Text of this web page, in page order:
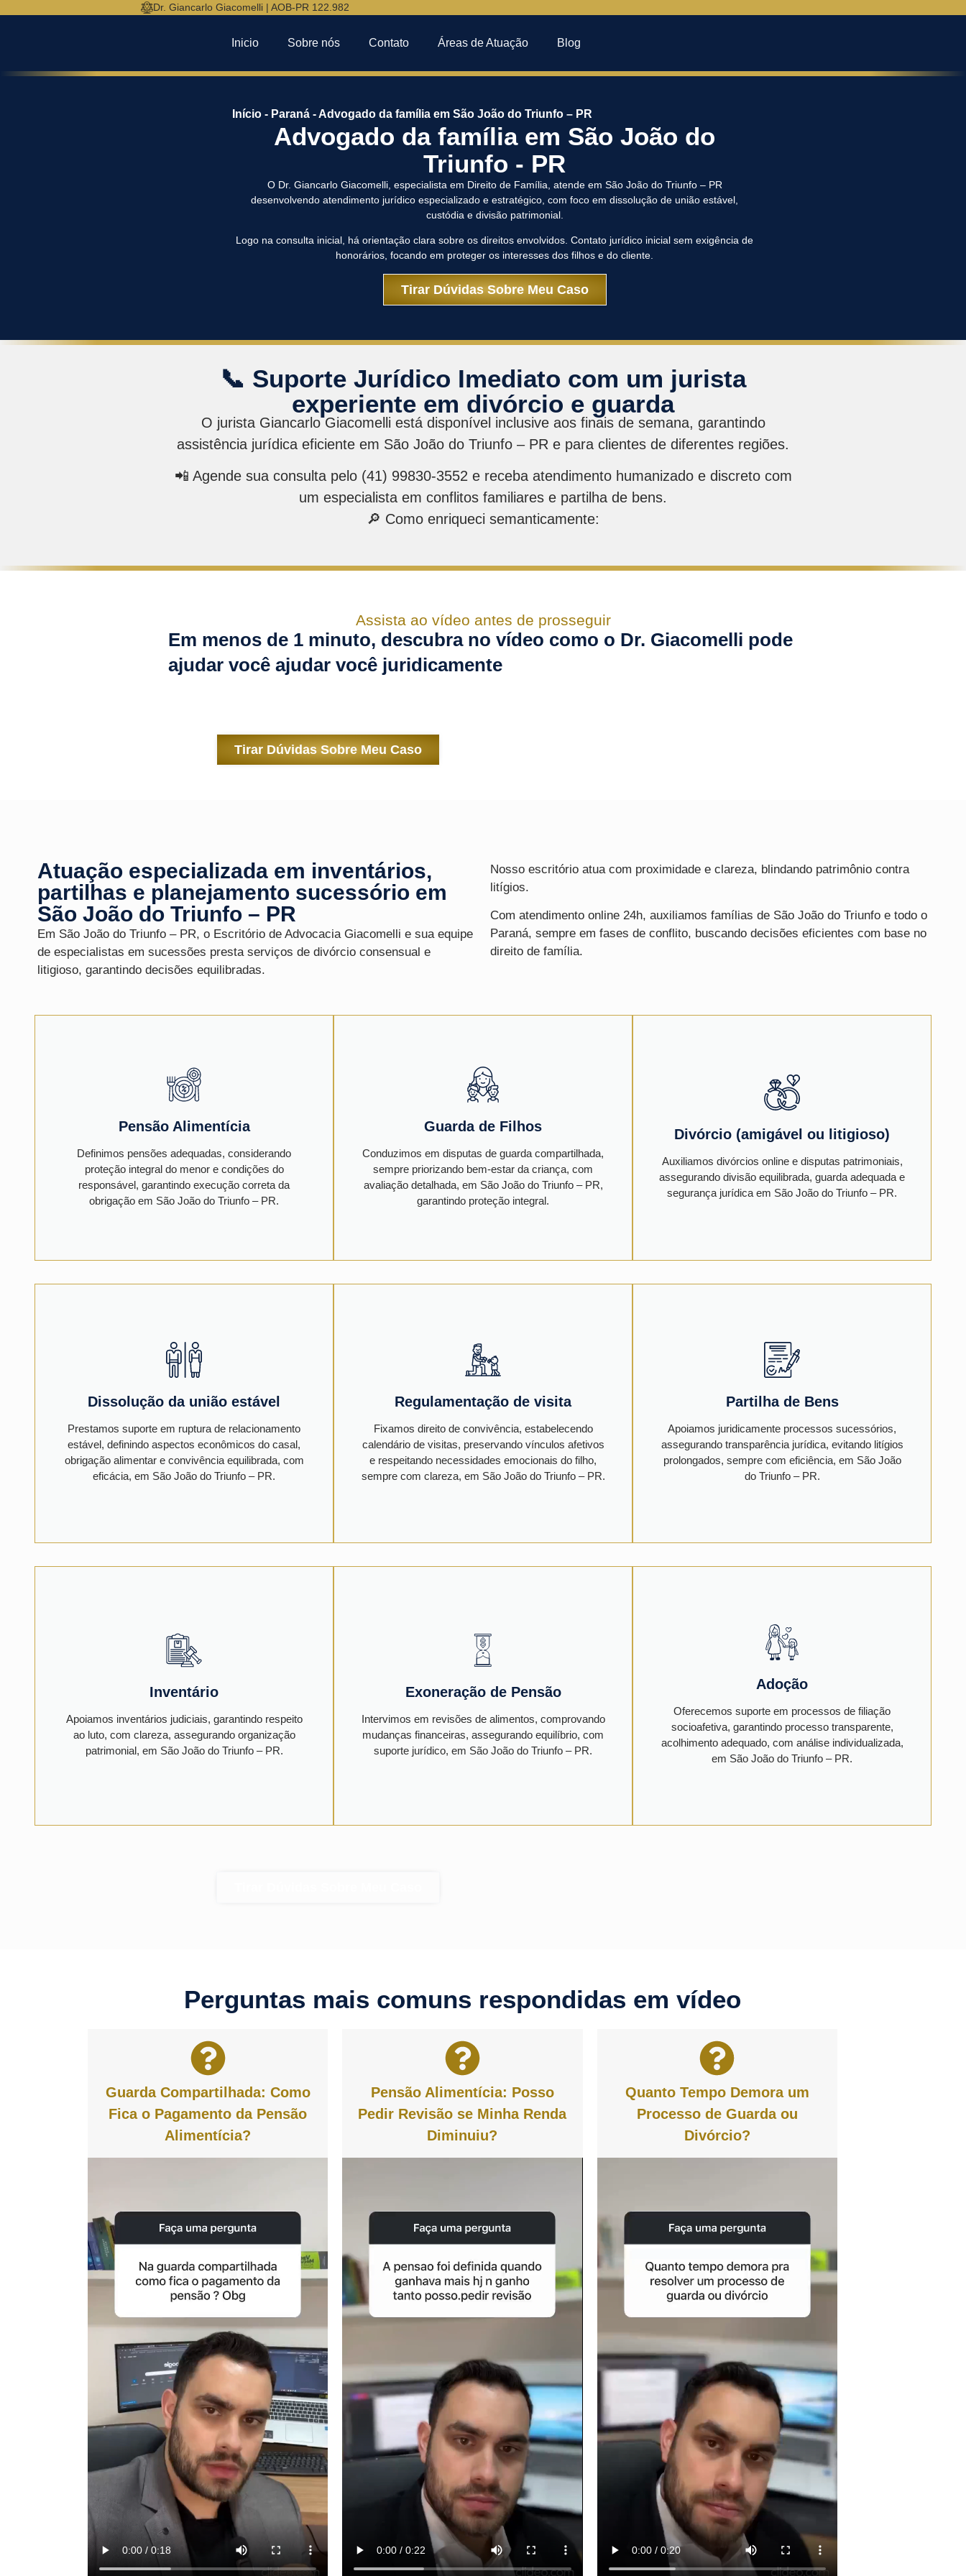
Dr. Giancarlo Giacomelli | AOB-PR 122.982
Inicio Sobre nós Contato Áreas de Atuação Blog
Início - Paraná -Advogado da família em São João do Triunfo – PR
Advogado da família em São João do
Triunfo - PR
O Dr. Giancarlo Giacomelli, especialista em Direito de Família, atende em São João do Triunfo – PR
desenvolvendo atendimento jurídico especializado e estratégico, com foco em dissolução de união estável,
custódia e divisão patrimonial.
Logo na consulta inicial, há orientação clara sobre os direitos envolvidos. Contato jurídico inicial sem exigência de
honorários, focando em proteger os interesses dos filhos e do cliente.
Tirar Dúvidas Sobre Meu Caso
📞 Suporte Jurídico Imediato com um jurista
experiente em divórcio e guarda
O jurista Giancarlo Giacomelli está disponível inclusive aos finais de semana, garantindo
assistência jurídica eficiente em São João do Triunfo – PR e para clientes de diferentes regiões.
📲 Agende sua consulta pelo (41) 99830-3552 e receba atendimento humanizado e discreto com
um especialista em conflitos familiares e partilha de bens.
🔎 Como enriqueci semanticamente:
Assista ao vídeo antes de prosseguir
Em menos de 1 minuto, descubra no vídeo como o Dr. Giacomelli pode
ajudar você ajudar você juridicamente
Tirar Dúvidas Sobre Meu Caso
Atuação especializada em inventários,
partilhas e planejamento sucessório em
São João do Triunfo – PR
Em São João do Triunfo – PR, o Escritório de Advocacia Giacomelli e sua equipe
de especialistas em sucessões presta serviços de divórcio consensual e
litigioso, garantindo decisões equilibradas.
Nosso escritório atua com proximidade e clareza, blindando patrimônio contra
litígios.
Com atendimento online 24h, auxiliamos famílias de São João do Triunfo e todo o
Paraná, sempre em fases de conflito, buscando decisões eficientes com base no
direito de família.
Pensão Alimentícia
Definimos pensões adequadas, considerando
proteção integral do menor e condições do
responsável, garantindo execução correta da
obrigação em São João do Triunfo – PR.
Guarda de Filhos
Conduzimos em disputas de guarda compartilhada,
sempre priorizando bem-estar da criança, com
avaliação detalhada, em São João do Triunfo – PR,
garantindo proteção integral.
Divórcio (amigável ou litigioso)
Auxiliamos divórcios online e disputas patrimoniais,
assegurando divisão equilibrada, guarda adequada e
segurança jurídica em São João do Triunfo – PR.
Dissolução da união estável
Prestamos suporte em ruptura de relacionamento
estável, definindo aspectos econômicos do casal,
obrigação alimentar e convivência equilibrada, com
eficácia, em São João do Triunfo – PR.
Regulamentação de visita
Fixamos direito de convivência, estabelecendo
calendário de visitas, preservando vínculos afetivos
e respeitando necessidades emocionais do filho,
sempre com clareza, em São João do Triunfo – PR.
Partilha de Bens
Apoiamos juridicamente processos sucessórios,
assegurando transparência jurídica, evitando litígios
prolongados, sempre com eficiência, em São João
do Triunfo – PR.
Inventário
Apoiamos inventários judiciais, garantindo respeito
ao luto, com clareza, assegurando organização
patrimonial, em São João do Triunfo – PR.
Exoneração de Pensão
Intervimos em revisões de alimentos, comprovando
mudanças financeiras, assegurando equilíbrio, com
suporte jurídico, em São João do Triunfo – PR.
Adoção
Oferecemos suporte em processos de filiação
socioafetiva, garantindo processo transparente,
acolhimento adequado, com análise individualizada,
em São João do Triunfo – PR.
Perguntas mais comuns respondidas em vídeo
Guarda Compartilhada: Como
Fica o Pagamento da Pensão
Alimentícia?
Pensão Alimentícia: Posso
Pedir Revisão se Minha Renda
Diminuiu?
Quanto Tempo Demora um
Processo de Guarda ou
Divórcio?